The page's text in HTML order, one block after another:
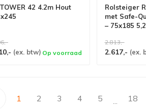
42 4.2m Hout
(ex. btw) Op voorraad
Rolsteiger
met Safe-
– 75x185
2.813,-
2.617,- (ex.
1 2 3 4 5 ... 18